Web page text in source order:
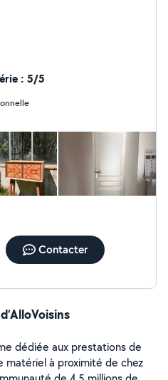
: 5/5
Contacter
dédiée aux prestations de
matériel à proximité de chez